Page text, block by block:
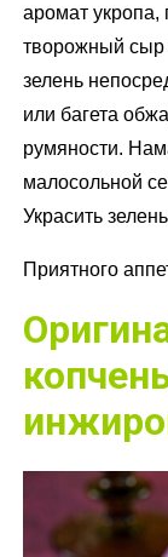
аромат укропа,
творожный сыр
зелень
или багета
румяности.
малосольной
Украсить
Приятного